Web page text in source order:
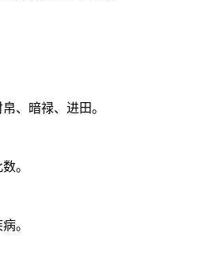
、暗禄、进田。
。
。